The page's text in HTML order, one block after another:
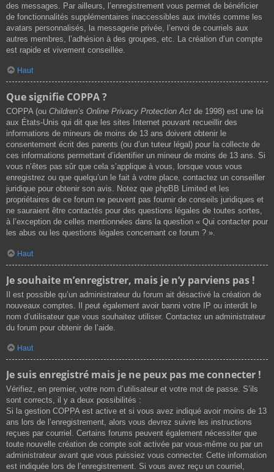
des messages. Par ailleurs, l’enregistrement vous permet de bénéficier
de fonctionnalités supplémentaires inaccessibles aux invités comme les
avatars personnalisés, la messagerie privée, l’envoi de courriels aux
autres membres, l’adhésion à des groupes, etc. La création d’un compte
est rapide et vivement conseillée.
Haut
Que signifie COPPA ?
COPPA (ou Children’s Online Privacy Protection Act de 1998) est une loi
aux États-Unis qui dit que les sites Internet pouvant recueillir des
informations de mineurs de moins de 13 ans doivent obtenir le
consentement écrit des parents (ou d’un tuteur légal) pour la collecte de
ces informations permettant d’identifier un mineur de moins de 13 ans. Si
vous n’êtes pas sûr que cela s’applique à vous, lorsque vous vous
enregistrez ou que quelqu’un le fait à votre place, contactez un conseiller
juridique pour obtenir son avis. Notez que phpBB Limited et les
propriétaires de ce forum ne peuvent pas fournir de conseils juridiques et
ne sauraient être contactés pour des questions légales de toutes sortes,
à l’exception de celles mentionnées dans la question « Qui contacter pour
les abus ou les questions légales concernant ce forum ? ».
Haut
Je souhaite m’enregistrer, mais je n’y parviens pas !
Il est possible qu’un administrateur du forum ait désactivé la création de
nouveaux comptes. Il peut également avoir banni votre IP ou interdit le
nom d’utilisateur que vous souhaitez utiliser. Contactez un administrateur
du forum pour obtenir de l’aide.
Haut
Je suis enregistré mais je ne peux pas me connecter !
Vérifiez, en premier, votre nom d’utilisateur et votre mot de passe. S’ils
sont corrects, il y a deux possibilités :
Si la gestion COPPA est active et si vous avez indiqué avoir moins de 13
ans lors de l’enregistrement, alors vous devrez suivre les instructions
reçues par courriel. Certains forums peuvent également nécessiter que
toute nouvelle création de compte soit activée par vous-même ou par un
administrateur avant que vous puissiez vous connecter. Cette information
est indiquée lors de l’enregistrement. Si vous avez reçu un courriel,